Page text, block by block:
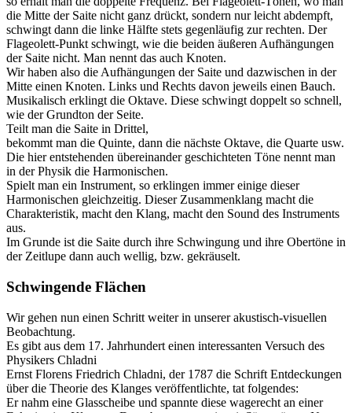
die Mitte der Saite nicht ganz drückt, sondern nur leicht abdempft,
schwingt dann die linke Hälfte stets gegenläufig zur rechten. Der
Flageolett-Punkt schwingt, wie die beiden äußeren Aufhängungen
der Saite nicht. Man nennt das auch Knoten.
Wir haben also die Aufhängungen der Saite und dazwischen in der
Mitte einen Knoten. Links und Rechts davon jeweils einen Bauch.
Musikalisch erklingt die Oktave. Diese schwingt doppelt so schnell,
wie der Grundton der Seite.
Teilt man die Saite in Drittel,
bekommt man die Quinte, dann die nächste Oktave, die Quarte usw.
Die hier entstehenden übereinander geschichteten Töne nennt man
in der Physik die Harmonischen.
Spielt man ein Instrument, so erklingen immer einige dieser
Harmonischen gleichzeitig. Dieser Zusammenklang macht die
Charakteristik, macht den Klang, macht den Sound des Instruments
aus.
Im Grunde ist die Saite durch ihre Schwingung und ihre Obertöne in
der Zeitlupe dann auch wellig, bzw. gekräuselt.
Schwingende Flächen
Wir gehen nun einen Schritt weiter in unserer akustisch-visuellen
Beobachtung.
Es gibt aus dem 17. Jahrhundert einen interessanten Versuch des
Physikers Chladni
Ernst Florens Friedrich Chladni, der 1787 die Schrift Entdeckungen
über die Theorie des Klanges veröffentlichte, tat folgendes:
Er nahm eine Glasscheibe und spannte diese wagerecht an einer